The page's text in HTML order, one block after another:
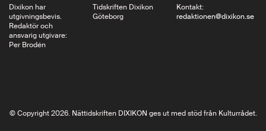
Dixikon har
utgivningsbevis.
Redaktör och
ansvarig utgivare:
Per Brodén
Tidskriften Dixikon
Göteborg
Kontakt:
redaktionen@dixikon.se
© Copyright 2026. Nättidskriften DIXIKON ges ut med stöd från Kulturrådet.